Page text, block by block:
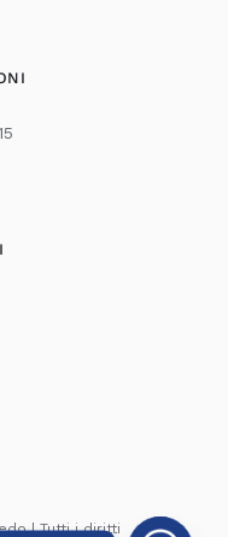
| Tutti i diritti